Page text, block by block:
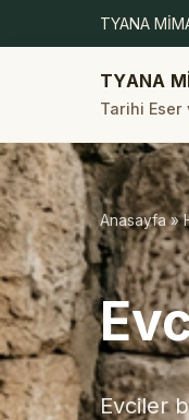
TYANA
TYANA
Tarihi Eser
Anasayfa»
Evciler